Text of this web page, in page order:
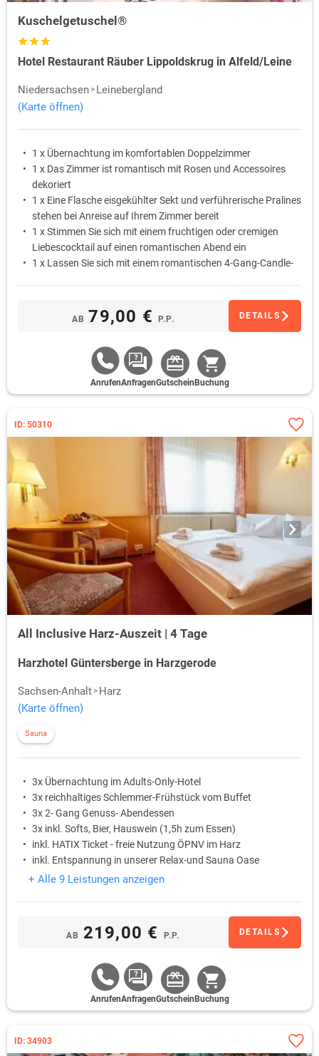
Kuschelgetuschel®
Hotel Restaurant Räuber Lippoldskrug in Alfeld/Leine
Niedersachsen
Leinebergland
(Karte öffnen)
1 x Übernachtung im komfortablen Doppelzimmer
1 x Das Zimmer ist romantisch mit Rosen und Accessoires
dekoriert
1 x Eine Flasche eisgekühlter Sekt und verführerische Pralines
stehen bei Anreise auf Ihrem Zimmer bereit
1 x Stimmen Sie sich mit einem fruchtigen oder cremigen
Liebescocktail auf einen romantischen Abend ein
1 x Lassen Sie sich mit einem romantischen 4-Gang-Candle-
Frühstück wird Ihnen auf Wunsch als Bettfrühstück auf das
Zimmer gebracht
AB 79,00 € P.P. DETAILS
AnrufenAnfragenGutschein Buchung
ID: 50310
All Inclusive Harz-Auszeit | 4 Tage
Harzhotel Güntersberge in Harzgerode
Sachsen-Anhalt
Harz
(Karte öffnen)
Sauna
3x Übernachtung im Adults-Only-Hotel
3x reichhaltiges Schlemmer-Frühstück vom Buffet
3x 2- Gang Genuss- Abendessen
3x inkl. Softs, Bier, Hauswein (1,5h zum Essen)
inkl. HATIX Ticket - freie Nutzung ÖPNV im Harz
inkl. Entspannung in unserer Relax-und Sauna Oase
+ Alle 9 Leistungen anzeigen
AB 219,00 € P.P. DETAILS
AnrufenAnfragenGutschein Buchung
ID: 34903